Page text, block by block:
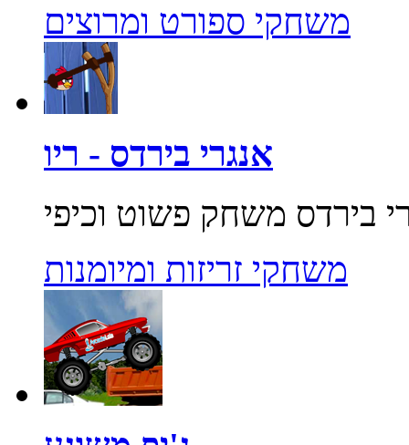
משחקי ספורט ומרוצים
אנגרי בירדס - ריו
משחקי זריזות ומיומנות